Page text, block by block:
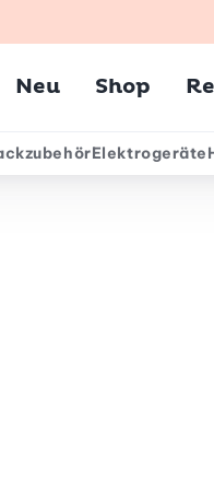
Neu Shop
Elektrogeräte